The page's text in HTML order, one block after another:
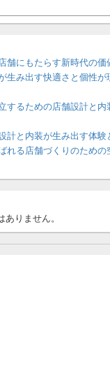
舗にもたらす新時代の
生み出す快適さと個性
するための店舗設計と
計と内装が生み出す体験
れる店舗づくりのため
りません。